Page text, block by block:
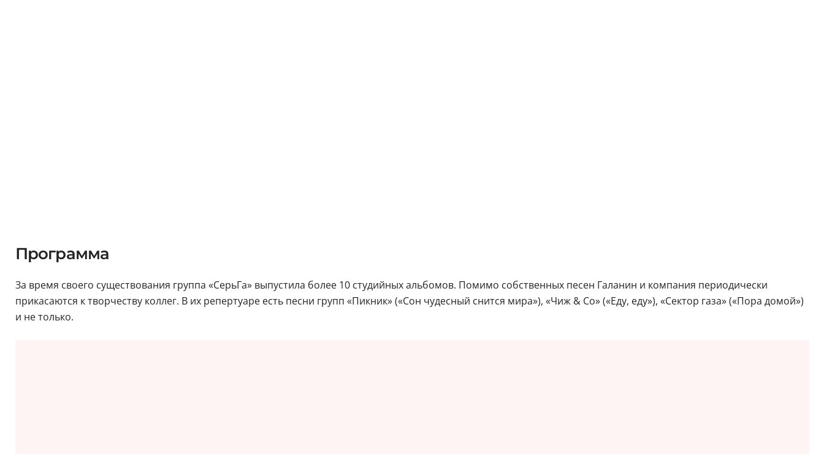
Программа
За время своего существования группа «СерьГа» выпустила более 10 студийных альбомов. Помимо собственных песен Галанин и компания периодически
прикасаются к творчеству коллег. В их репертуаре есть песни групп «Пикник» («Сон чудесный снится мира»), «Чиж & Co» («Еду, еду»), «Сектор газа» («Пора домой»)
и не только.